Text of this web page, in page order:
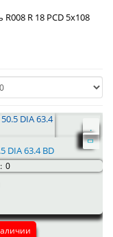
R 18 PCD 5x108
DIA 63.4 BD
0